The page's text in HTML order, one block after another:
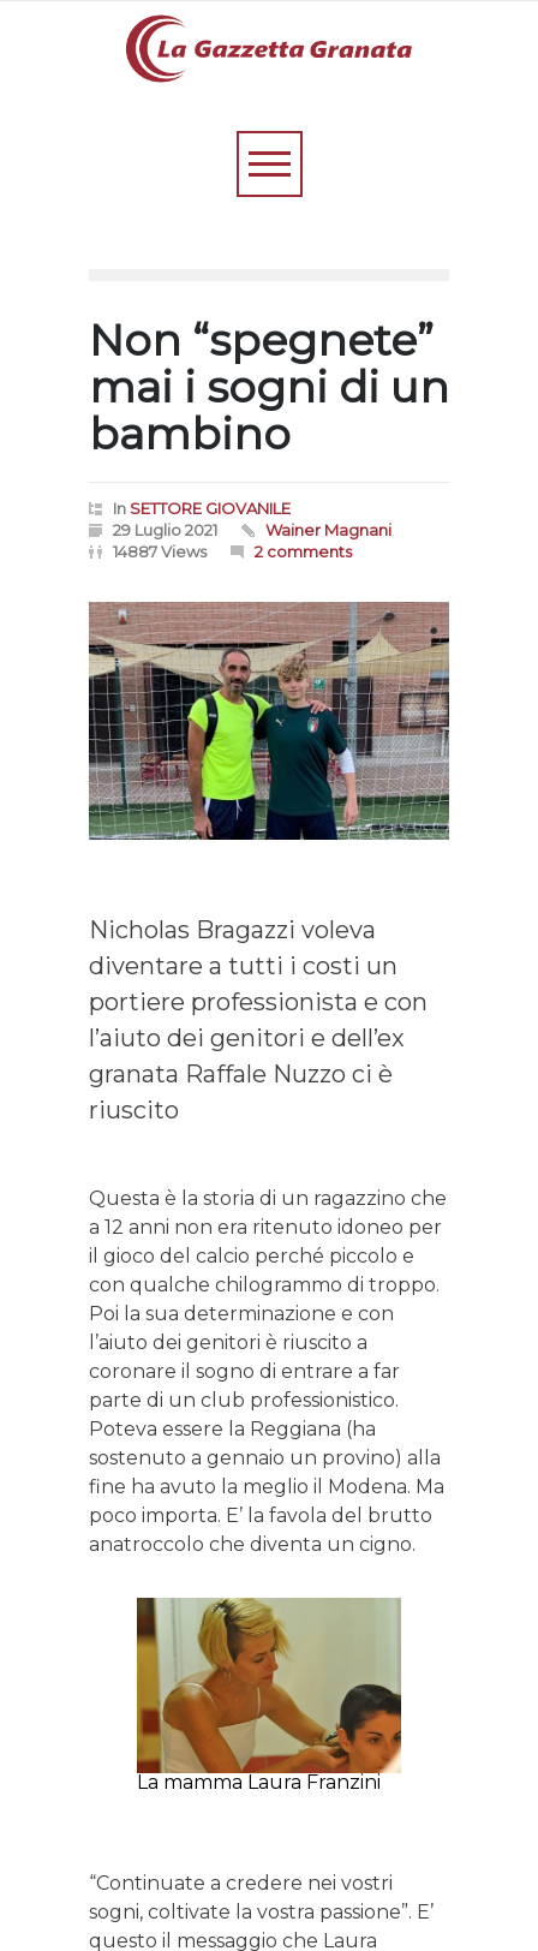
Non “spegnete”
mai i sogni di un
bambino
In SETTORE GIOVANILE
29 Luglio 2021
Wainer Magnani
14887 Views
2 comments
Nicholas Bragazzi voleva
diventare a tutti i costi un
portiere professionista e con
l’aiuto dei genitori e dell’ex
granata Raffale Nuzzo ci è
riuscito
Questa è la storia di un ragazzino che
a 12 anni non era ritenuto idoneo per
il gioco del calcio perché piccolo e
con qualche chilogrammo di troppo.
Poi la sua determinazione e con
l’aiuto dei genitori è riuscito a
coronare il sogno di entrare a far
parte di un club professionistico.
Poteva essere la Reggiana (ha
sostenuto a gennaio un provino) alla
fine ha avuto la meglio il Modena. Ma
poco importa. E’ la favola del brutto
anatroccolo che diventa un cigno.
La mamma Laura Franzini
“Continuate a credere nei vostri
sogni, coltivate la vostra passione”. E’
questo il messaggio che Laura